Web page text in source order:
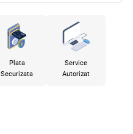
Plata
Securizata
Service
Autorizat